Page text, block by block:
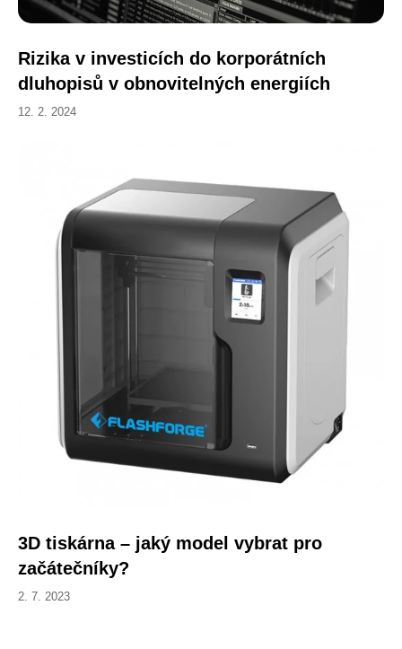
Rizika v investicích do korporátních
dluhopisů v obnovitelných energiích
12. 2. 2024
3D tiskárna – jaký model vybrat pro
začátečníky?
2. 7. 2023